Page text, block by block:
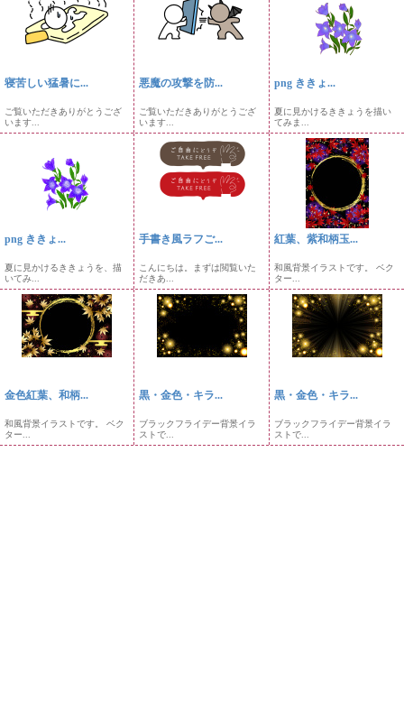
寝苦しい猛暑に...
ご覧いただきありがとうござ
います...
悪魔の攻撃を防...
ご覧いただきありがとうござ
います...
png ききょ...
夏に見かけるききょうを描い
てみま...
png ききょ...
夏に見かけるききょうを、描
いてみ...
手書き風ラフご...
こんにちは。まずは閲覧いた
だきあ...
紅葉、紫和柄玉...
和風背景イラストです。 ベク
ター...
金色紅葉、和柄...
和風背景イラストです。 ベク
ター...
黒・金色・キラ...
ブラックフライデー背景イラ
ストで...
黒・金色・キラ...
ブラックフライデー背景イラ
ストで...